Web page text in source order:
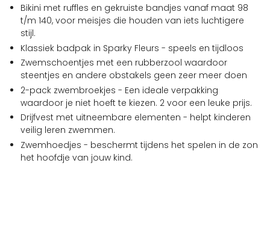
Bikini met ruffles en gekruiste bandjes vanaf maat 98
t/m 140, voor meisjes die houden van iets luchtigere
stijl.
Klassiek badpak in Sparky Fleurs - speels en tijdloos
Zwemschoentjes met een rubberzool waardoor
steentjes en andere obstakels geen zeer meer doen
2-pack zwembroekjes - Een ideale verpakking
waardoor je niet hoeft te kiezen. 2 voor een leuke prijs.
Drijfvest met uitneembare elementen - helpt kinderen
veilig leren zwemmen.
Zwemhoedjes - beschermt tijdens het spelen in de zon
het hoofdje van jouw kind.